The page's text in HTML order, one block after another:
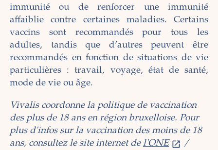
immunité ou de renforcer une immunité
affaiblie contre certaines maladies. Certains
vaccins sont recommandés pour tous les
adultes, tandis que d’autres peuvent être
recommandés en fonction de situations de vie
particulières : travail, voyage, état de santé,
mode de vie ou âge.
Vivalis coordonne la politique de vaccination
des plus de 18 ans en région bruxelloise. Pour
plus d'infos sur la vaccination des moins de 18
ans, consultez le site internet de l'ONE
/